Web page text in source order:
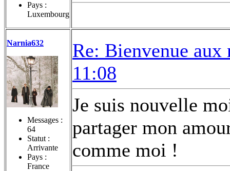
Pays :
Luxembourg
Narnia632
Messages :
64
Statut :
Arrivante
Pays :
France
Re: Bienvenue
11:08
Je suis nouvelle
partager mon
comme moi !